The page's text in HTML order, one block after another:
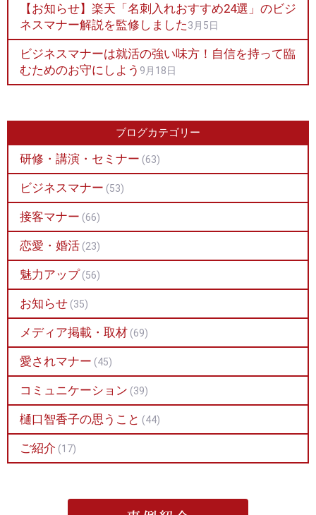
【お知らせ】楽天「名刺入れおすすめ24選」のビジ
ネスマナー解説を監修しました3月5日
ビジネスマナーは就活の強い味方！自信を持って臨
むためのお守にしよう 9月18日
ブログカテゴリー
研修・講演・セミナー (63)
ビジネスマナー (53)
接客マナー (66)
恋愛・婚活 (23)
魅力アップ (56)
お知らせ (35)
メディア掲載・取材 (69)
愛されマナー (45)
コミュニケーション (39)
樋口智香子の思うこと (44)
ご紹介 (17)